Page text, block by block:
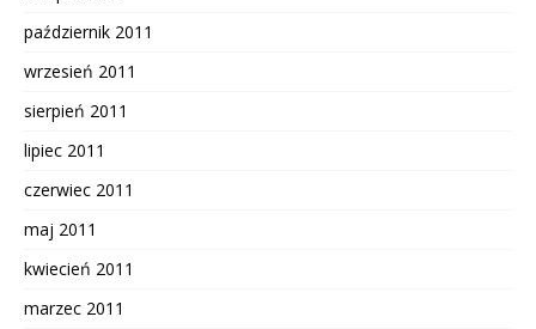
październik 2011
wrzesień 2011
sierpień 2011
lipiec 2011
czerwiec 2011
maj 2011
kwiecień 2011
marzec 2011